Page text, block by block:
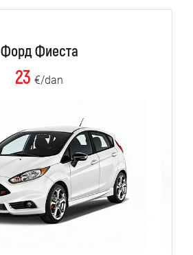
Форд Фиеста
23 €/dan